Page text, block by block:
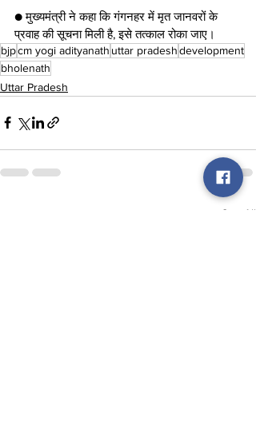
● मुख्यमंत्री ने कहा कि गंगनहर में मृत जानवरों के
प्रवाह की सूचना मिली है, इसे तत्काल रोका जाए।
bjpcm yogi adityanath uttar pradeshdevelopment
bholenath
Uttar Pradesh
See All